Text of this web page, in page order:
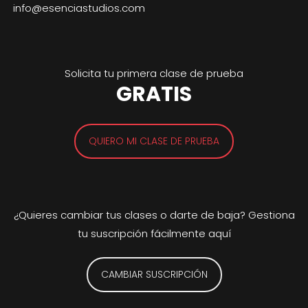
info@esenciastudios.com
Solicita tu primera clase de prueba
GRATIS
QUIERO MI CLASE DE PRUEBA
¿Quieres cambiar tus clases o darte de baja? Gestiona
tu suscripción fácilmente aquí
CAMBIAR SUSCRIPCIÓN